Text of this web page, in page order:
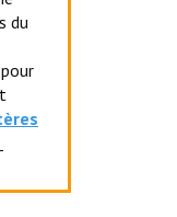
du